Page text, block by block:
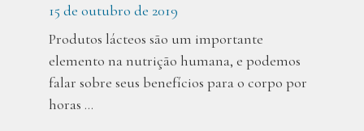
15 de outubro de 2019
Produtos lácteos são um importante
elemento na nutrição humana, e podemos
falar sobre seus benefícios para o corpo por
horas ...